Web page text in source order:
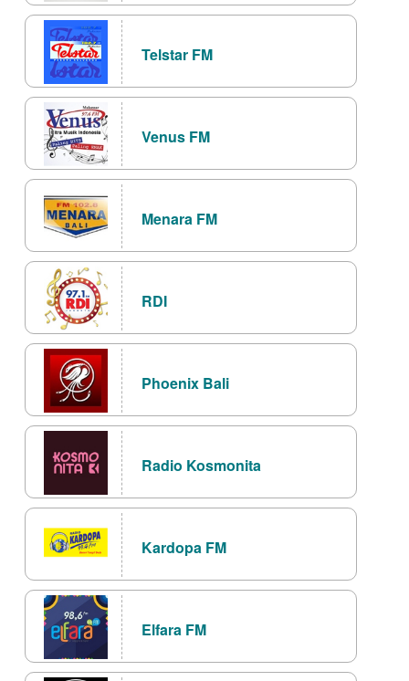
Telstar FM
Venus FM
Menara FM
RDI
Phoenix Bali
Radio Kosmonita
Kardopa FM
Elfara FM